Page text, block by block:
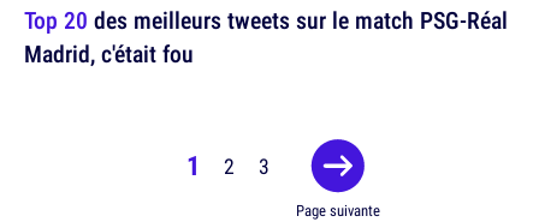
Top 20 des meilleurs tweets sur le match PSG-Réal
Madrid, c'était fou
1 2 3
Page suivante